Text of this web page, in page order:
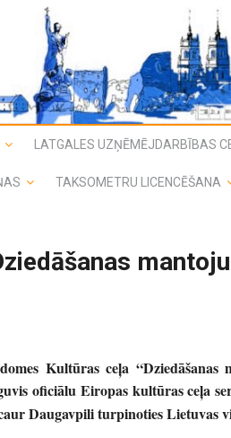
LATGALES UZŅĒMĒJDARBĪBAS
TAKSOMETRU LICENCĒŠANA
Kultūras ceļa “Dziedāšanas
oficiālu Eiropas kultūras ceļa
Daugavpili turpinoties Lietuvas